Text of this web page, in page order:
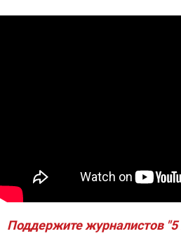
Поддержите журналистов "5